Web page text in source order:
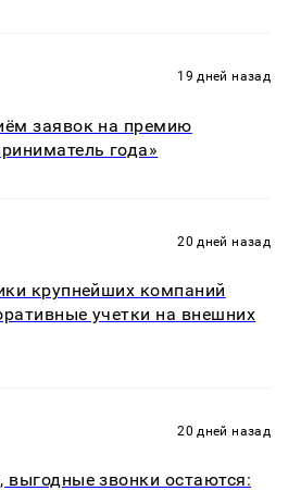
19 дней назад
заявок на премию
года»
20 дней назад
крупнейших компаний
учетки на внешних
20 дней назад
звонки остаются: